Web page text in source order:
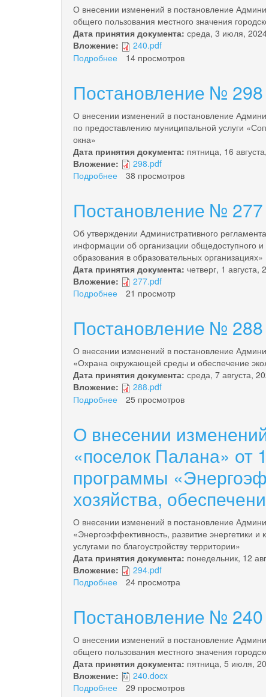
23.07.2024
года
О внесении изменений в постановление
общего пользования местного значения
Дата принятия документа: среда, 3 июля,
Вложение:
240.pdf
Подробнее
240
03.07.2024
года
14 просмотров
Постановление № 298
О внесении изменений в постановление
по предоставлению муниципальной услуги
окна»
Дата принятия документа: пятница, 16
Вложение:
298.pdf
Подробнее
298
16.08.2024
года
38 просмотров
Постановление № 277
Об утверждении Административного
информации об организации общедоступного
образования в образовательных организациях»
Дата принятия документа: четверг, 1 августа,
Вложение:
277.pdf
Подробнее
277
01.08.2024
года
21 просмотр
Постановление № 288
О внесении изменений в постановление
«Охрана окружающей среды и обеспечение
Дата принятия документа: среда, 7 августа,
Вложение:
288.pdf
Подробнее
288
07.08.2024
25 просмотров
О внесении
«поселок Палана»
программы
хозяйства,
О внесении изменений в постановление
«Энергоэффективность, развитие энергетики
услугами по благоустройству территории»
Дата принятия документа: понедельник, 12
Вложение:
294.pdf
Подробнее
изменений
постановление
Администрации
городского
округа
«поселок
24 просмотра
Постановление № 240
О внесении изменений в постановление
общего пользования местного значения
Дата принятия документа: пятница, 5 июля,
Вложение:
240.docx
Подробнее
29 просмотров